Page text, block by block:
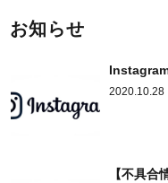
お知らせ
2020.10.28
【不具